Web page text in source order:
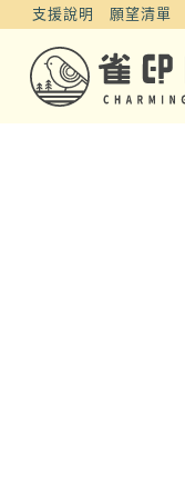
支援說明 願望清單